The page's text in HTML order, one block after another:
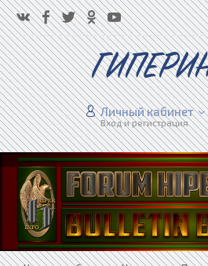
Личный кабинет
Вход и регистрация